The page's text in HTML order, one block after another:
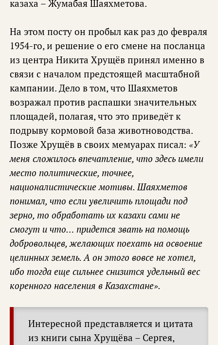
казаха – Жумабая Шаяхметова.
На этом посту он пробыл как раз до февраля
1954-го, и решение о его смене на посланца
из центра Никита Хрущёв принял именно в
связи с началом предстоящей масштабной
кампании. Дело в том, что Шаяхметов
возражал против распашки значительных
площадей, полагая, что это приведёт к
подрыву кормовой база животноводства.
Позже Хрущёв в своих мемуарах писал: «У
меня сложилось впечатление, что здесь имели
место политические, точнее,
националистические мотивы. Шаяхметов
понимал, что если увеличить площади под
зерно, то обработать их казахи сами не
смогут и что… придется звать на помощь
добровольцев, желающих поехать на освоение
целинных земель. А он этого вовсе не хотел,
ибо тогда еще сильнее снизится удельный вес
коренного населения в Казахстане».
Интересной представляется и цитата
из книги сына Хрущёва – Сергея,